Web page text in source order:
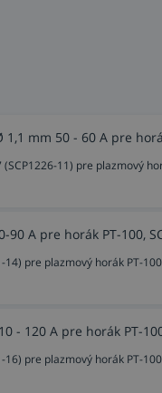
mm 50 - 60 A pre
11) pre plazmový
90 A pre horák PT-100,
14) pre plazmový horák PT-
- 120 A pre horák PT-
16) pre plazmový horák PT-